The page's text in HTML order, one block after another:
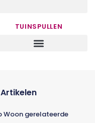
TUINSPULLEN
Woon gerelateerde